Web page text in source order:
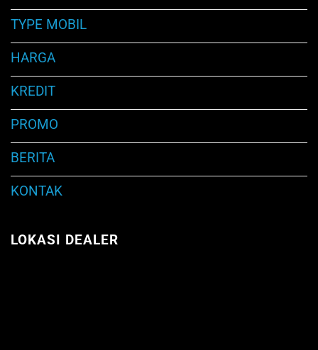
TYPE MOBIL
HARGA
KREDIT
PROMO
BERITA
KONTAK
LOKASI DEALER